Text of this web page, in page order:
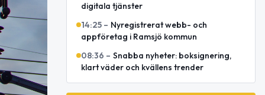
digitala tjänster
14:25 – Nyregistrerat webb- och
appföretag i Ramsjö kommun
08:36 – Snabba nyheter: boksignering,
klart väder och kvällens trender